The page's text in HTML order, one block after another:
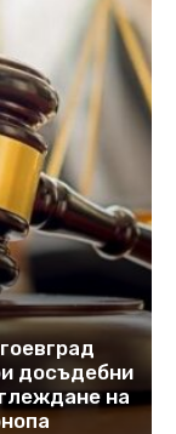
досъдебни
на